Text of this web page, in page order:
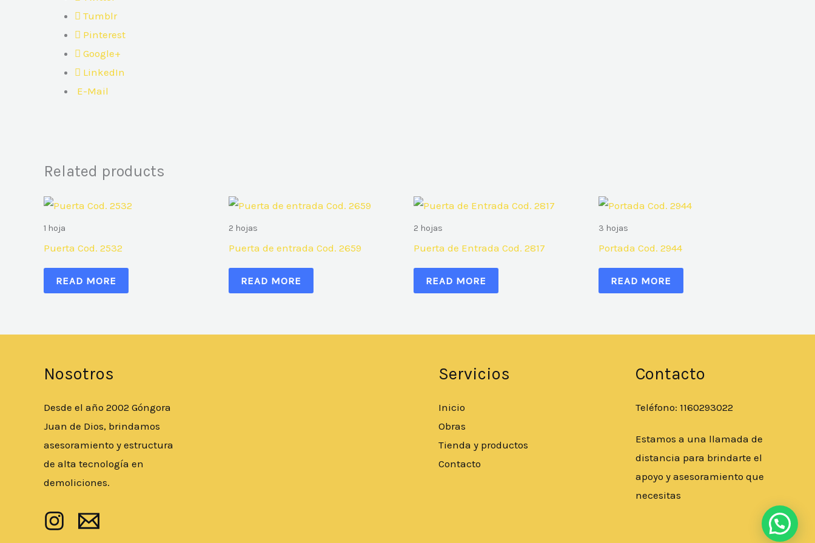
Tumblr
Pinterest
Google+
LinkedIn
E-Mail
Related products
1 hoja
Puerta Cod. 2532
READ MORE
2 hojas
Puerta de entrada Cod. 2659
READ MORE
2 hojas
Puerta de Entrada Cod. 2817
READ MORE
3 hojas
Portada Cod. 2944
READ MORE
Nosotros
Desde el año 2002 Góngora
Juan de Dios, brindamos
asesoramiento y estructura
de alta tecnología en
demoliciones.
Servicios
Inicio
Obras
Tienda y productos
Contacto
Contacto
Teléfono: 1160293022
Estamos a una llamada de
distancia para brindarte el
apoyo y asesoramiento que
necesitas